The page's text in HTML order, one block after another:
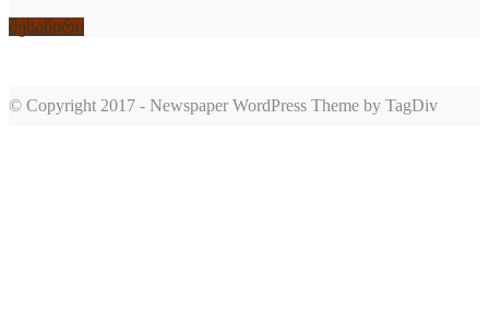
შესაწირი
© Copyright 2017 - Newspaper WordPress Theme by TagDiv